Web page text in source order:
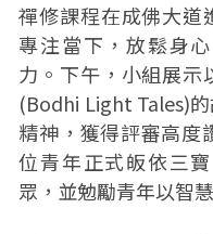
禪修課程在成佛大道
專注當下，放鬆身
力。下午，小組展示
(Bodhi Light Tales)
精神，獲得評審高度
位青年正式皈依三
眾，並勉勵青年以智